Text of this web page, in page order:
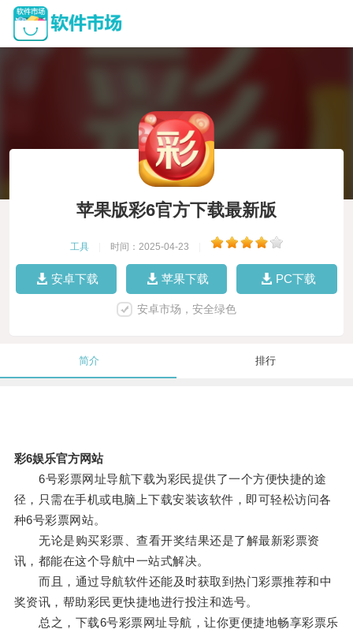
苹果版彩6官方下载最新版
工具 时间：2025-04-23
安卓下载 苹果下载 PC下载
安卓市场，安全绿色
简介 排行
彩6娱乐官方网站
6号彩票网址导航下载为彩民提供了一个方便快捷的途
径，只需在手机或电脑上下载安装该软件，即可轻松访问各
种6号彩票网站。
无论是购买彩票、查看开奖结果还是了解最新彩票资
讯，都能在这个导航中一站式解决。
而且，通过导航软件还能及时获取到热门彩票推荐和中
奖资讯，帮助彩民更快捷地进行投注和选号。
总之，下载6号彩票网址导航，让你更便捷地畅享彩票乐